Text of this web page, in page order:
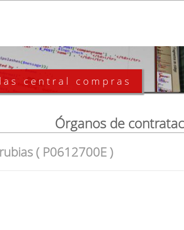
central compras
Órganos de
( P0612700E )